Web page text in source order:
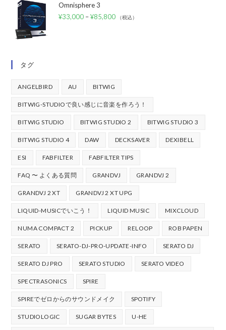
Omnisphere 3
¥33,000 –¥85,800 （税込）
タグ
ANGELBIRD AU BITWIG
BITWIG-STUDIOで良い感じに音楽を作ろう！
BITWIG STUDIO BITWIG STUDIO 2 BITWIG STUDIO 3
BITWIG STUDIO 4 DAW DECKSAVER DEXIBELL
ESI FABFILTER FABFILTER TIPS
FAQ 〜 よくある質問 GRANDVJ GRANDVJ 2
GRANDVJ 2 XT GRANDVJ 2 XT UPG
LIQUID-MUSICでいこう！ LIQUID MUSIC MIXCLOUD
NUMA COMPACT 2 PICKUP RELOOP ROB PAPEN
SERATO SERATO-DJ-PRO-UPDATE-INFO SERATO DJ
SERATO DJ PRO SERATO STUDIO SERATO VIDEO
SPECTRASONICS SPIRE
SPIREでゼロからのサウンドメイク SPOTIFY
STUDIOLOGIC SUGAR BYTES U-HE